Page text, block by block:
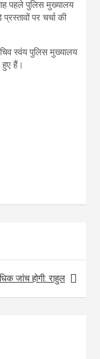
पहले पुलिस मुख्यालय
पर चर्चा की
स्वंय पुलिस मुख्यालय
हैं।
जांच होगी: राहुल